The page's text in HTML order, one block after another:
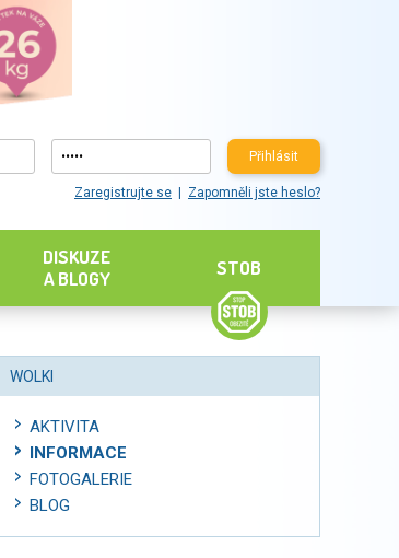
Přihlásit
Zaregistrujte se Zapomněli jste heslo?
DISKUZE
A BLOGY
STOB
WOLKI
AKTIVITA
INFORMACE
FOTOGALERIE
BLOG